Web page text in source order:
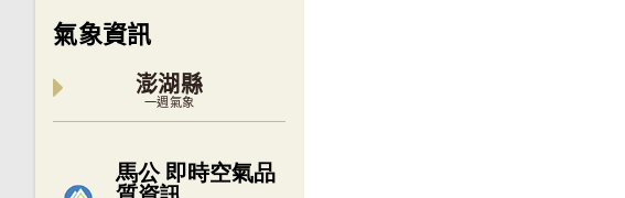
氣象資訊
澎湖縣
一週氣象
內嵌空氣品質小工具為視覺預覽，完整即時空氣品質資料